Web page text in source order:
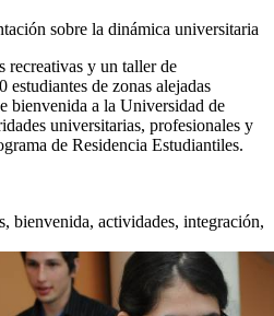
sobre la dinámica universitaria
recreativas y un taller de
estudiantes de zonas alejadas
bienvenida a la Universidad de
universitarias, profesionales y
de Residencia Estudiantiles.
bienvenida, actividades, integración,